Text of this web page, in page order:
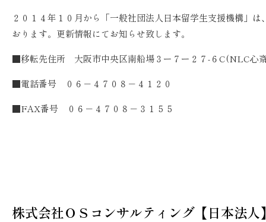
２０１４年１０月から「一般社団法人日本留学生支援機構」
おります。更新情報にてお知らせ致します。
■移転先住所 大阪市中央区南船場３ー７ー２７-６C(NLC心
■電話番号 ０６－４７０８－４１２０
■FAX番号 ０６－４７０８－３１５５
株式会社ＯＳコンサルティング【日本法人